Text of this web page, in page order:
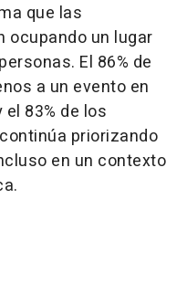
que las
ocupando un lugar
El 86% de
a un evento en
83% de los
priorizando
en un contexto